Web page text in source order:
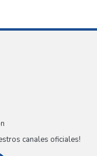
canales oficiales!